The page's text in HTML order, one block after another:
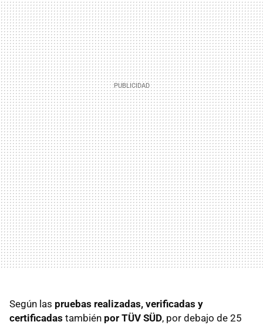
Según las pruebas realizadas, verificadas y
certificadas también por TÜV SÜD, por debajo de 25